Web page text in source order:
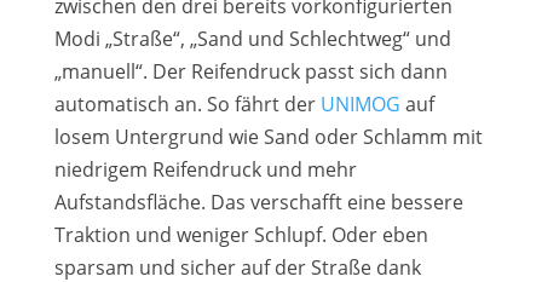
zwischen den drei bereits vorkonfigurierten
Modi „Straße“, „Sand und Schlechtweg“ und
„manuell“. Der Reifendruck passt sich dann
automatisch an. So fährt derUNIMOG auf
losem Untergrund wie Sand oder Schlamm mit
niedrigem Reifendruck und mehr
Aufstandsfläche. Das verschafft eine bessere
Traktion und weniger Schlupf. Oder eben
sparsam und sicher auf der Straße dank